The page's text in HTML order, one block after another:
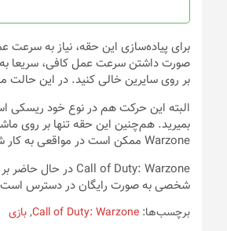
برای پیاده‌سازی این حقه، نیاز به سرعت
صورت داشتن سرعت عمل کافی، سریعا به
بر روی سایرین خالی کنید. در این حالت
البته این حرکت هم در نوع خود
Warzone ممکن است در مواقعی به کار شما آیند. با این حال استفاده کردن یا نکردن از آن‌ها، به مهارت و سرعت عمل خودتان بستگی دارد.
شخصی به صورت رایگان در دسترس
برچسب‌ها: Call of Duty: Warzone
,بازی